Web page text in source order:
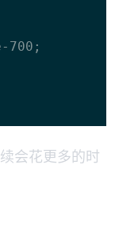
会花更多的时